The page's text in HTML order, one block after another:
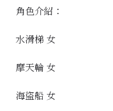
角色介紹：
水滑梯 女
摩天輪 女
海盜船 女